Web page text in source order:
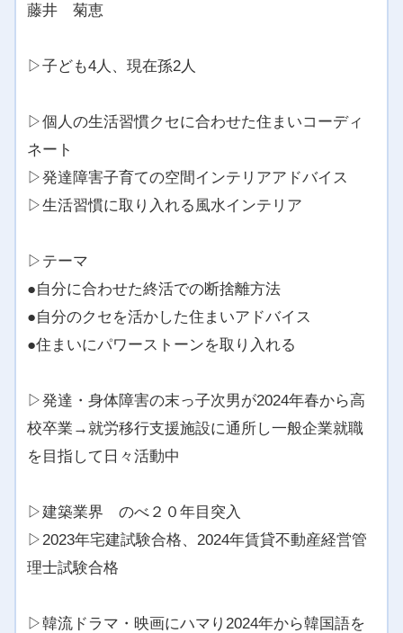
藤井 菊恵
▷子ども4人、現在孫2人
▷個人の生活習慣クセに合わせた住まいコーディ
ネート
▷発達障害子育ての空間インテリアアドバイス
▷生活習慣に取り入れる風水インテリア
▷テーマ
●自分に合わせた終活での断捨離方法
●自分のクセを活かした住まいアドバイス
●住まいにパワーストーンを取り入れる
▷発達・身体障害の末っ子次男が2024年春から高
校卒業→就労移行支援施設に通所し一般企業就職
を目指して日々活動中
▷建築業界 のべ２０年目突入
▷2023年宅建試験合格、2024年賃貸不動産経営管
理士試験合格
▷韓流ドラマ・映画にハマり2024年から韓国語を